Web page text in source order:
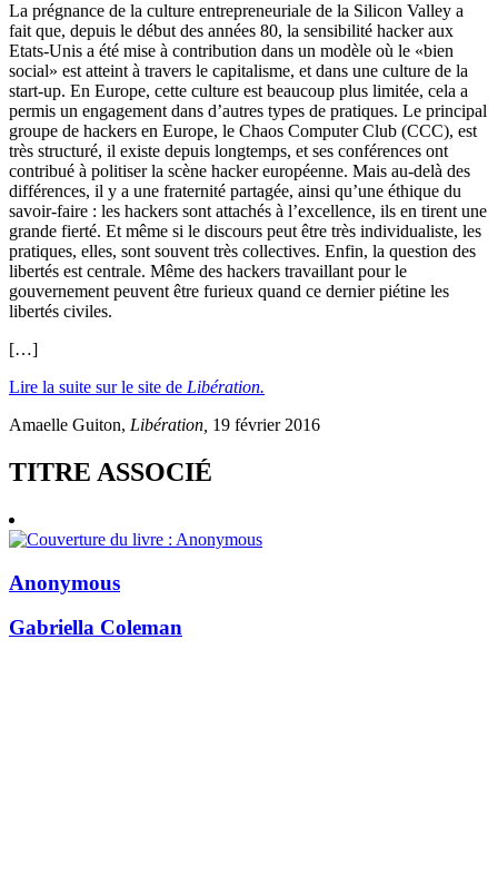
La prégnance de la culture entrepreneuriale de la Silicon Valley a
fait que, depuis le début des années 80, la sensibilité hacker aux
Etats-Unis a été mise à contribution dans un modèle où le «bien
social» est atteint à travers le capitalisme, et dans une culture de la
start-up. En Europe, cette culture est beaucoup plus limitée, cela a
permis un engagement dans d’autres types de pratiques. Le principal
groupe de hackers en Europe, le Chaos Computer Club (CCC), est
très structuré, il existe depuis longtemps, et ses conférences ont
contribué à politiser la scène hacker européenne. Mais au-delà des
différences, il y a une fraternité partagée, ainsi qu’une éthique du
savoir-faire : les hackers sont attachés à l’excellence, ils en tirent une
grande fierté. Et même si le discours peut être très individualiste, les
pratiques, elles, sont souvent très collectives. Enfin, la question des
libertés est centrale. Même des hackers travaillant pour le
gouvernement peuvent être furieux quand ce dernier piétine les
libertés civiles.
[…]
Lire la suite sur le site de Libération.
Amaelle Guiton, Libération, 19 février 2016
TITRE ASSOCIÉ
Anonymous
Gabriella Coleman